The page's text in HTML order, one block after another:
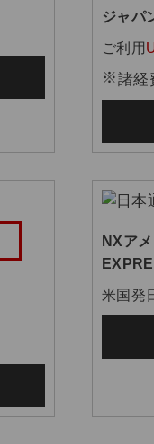
ジャパ
ご利用
諸経
NXア
米国発